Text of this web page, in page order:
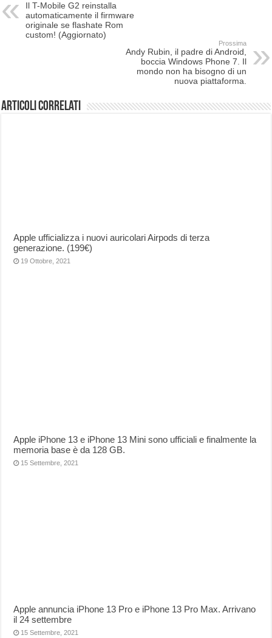
Il T-Mobile G2 reinstalla
automaticamente il firmware
originale se flashate Rom
custom! (Aggiornato)
Prossima
Andy Rubin, il padre di Android,
boccia Windows Phone 7. Il
mondo non ha bisogno di un
nuova piattaforma.
Articoli correlati
Apple ufficializza i nuovi auricolari Airpods di terza
generazione. (199€)
19 Ottobre, 2021
Apple iPhone 13 e iPhone 13 Mini sono ufficiali e finalmente la
memoria base è da 128 GB.
15 Settembre, 2021
Apple annuncia iPhone 13 Pro e iPhone 13 Pro Max. Arrivano
il 24 settembre
15 Settembre, 2021